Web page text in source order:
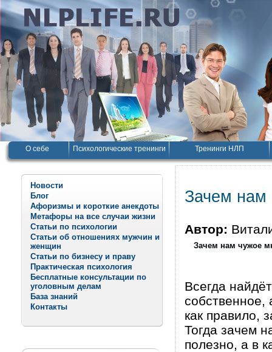
О себе Психологические тренинги Тренинги НЛП
Новости
Блог
Афоризмы и короткие анекдоты
Метафоры на все случаи жизни
Статьи по психологии
Статьи об отношениях мужчин и
женщин
Статьи по бизнесу и праву
Практическая психология
Бесплатные консультации по
уголовным делам
База знаний
Контакты
Зачем нам
Автор:
Зачем нам чужое
Всегда
как правило,
Тогда зачем
полезно, а в